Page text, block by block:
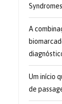
A
Um início
de